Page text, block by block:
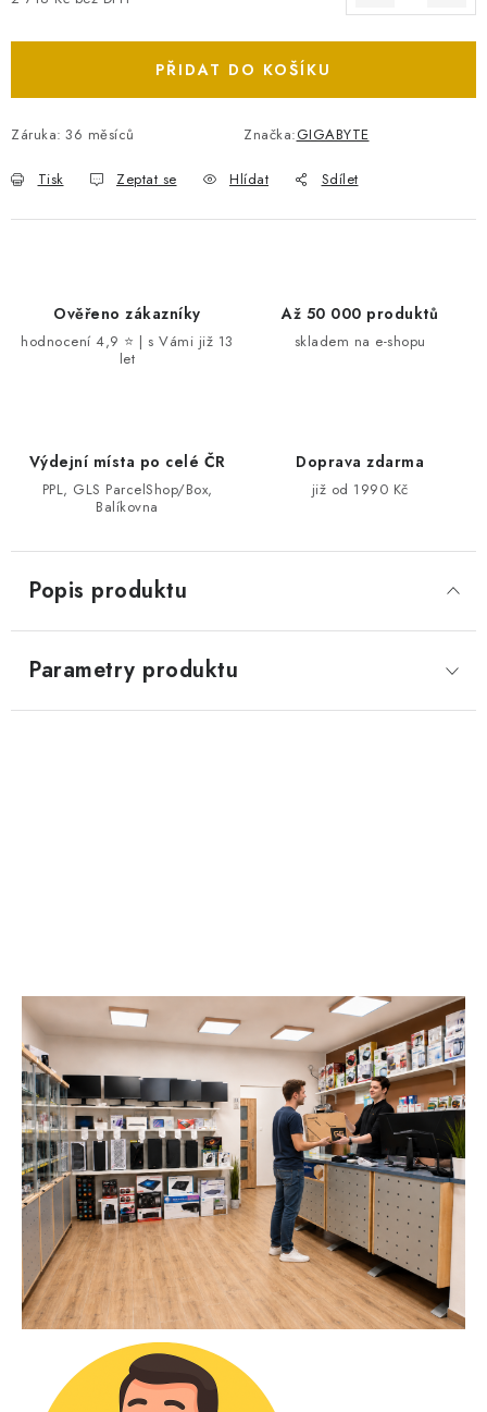
PŘIDAT DO KOŠÍKU
Záruka: 36 měsíců Značka:GIGABYTE
Tisk Zeptat se Hlídat Sdílet
Ověřeno zákazníky
hodnocení 4,9 ⭐ | s Vámi již 13
let
Až 50 000 produktů
skladem na e-shopu
Výdejní místa po celé ČR
PPL, GLS ParcelShop/Box,
Balíkovna
Doprava zdarma
již od 1990 Kč
Popis produktu
Parametry produktu